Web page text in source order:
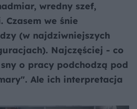
wredny szef,
Czasem we śnie
(w najdziwniejszych
Najczęściej - co
o pracy podchodzą pod
Ale ich interpretacja